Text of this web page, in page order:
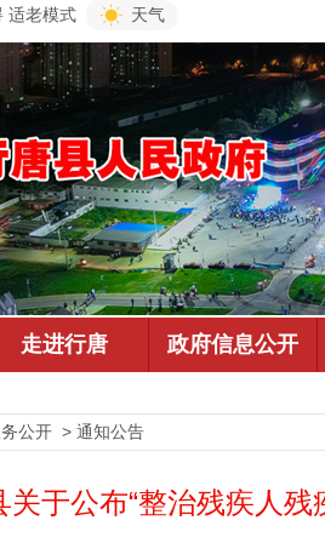
适老模式 天气
公开 > 通知公告
关于公布“整治残疾人